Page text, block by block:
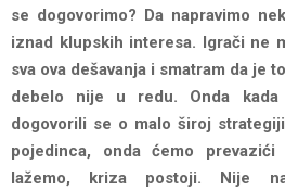
se dogovorimo? Da napravimo
iznad klupskih interesa. Igrači ne
sva ova dešavanja i smatram da je
debelo nije u redu. Onda
dogovorili se o malo široj
pojedinca, onda ćemo
lažemo, kriza postoji. Nije